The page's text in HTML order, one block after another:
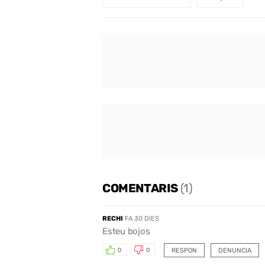
COMENTARIS (1)
RECHI FA 30 DIES
Esteu bojos
RESPON
0 0 DENUNCIA